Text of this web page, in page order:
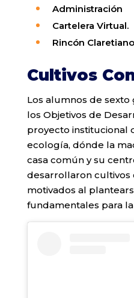
Administración
Cartelera Virtual.
Rincón Claretiano
Cultivos
Los alumnos de
los Objetivos de
proyecto institucional
ecología, dónde la
casa común y su
desarrollaron cultivos
motivados al
fundamentales para la